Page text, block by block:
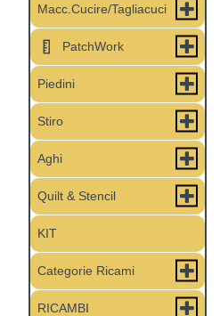
Macc.Cucire/Tagliacuci
PatchWork
Piedini
Stiro
Aghi
Quilt & Stencil
KIT
Categorie Ricami
RICAMBI